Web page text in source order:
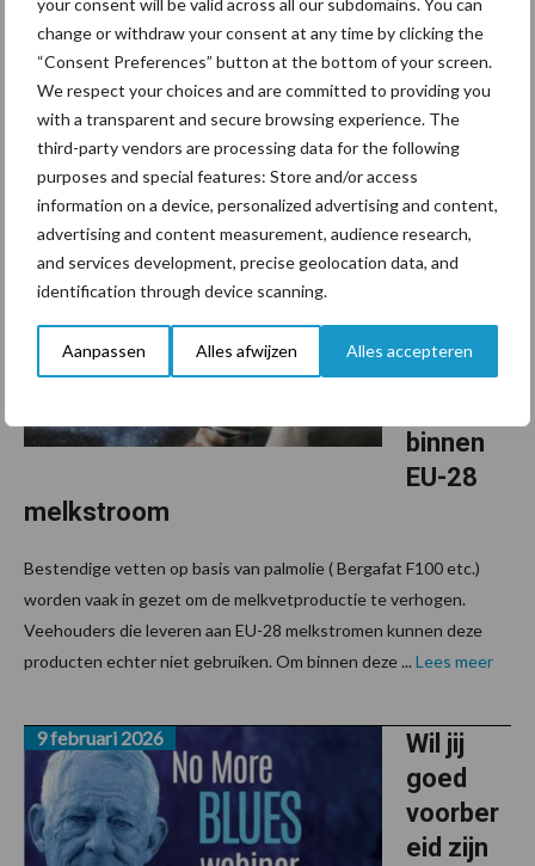
change or withdraw your consent at any time by clicking the
“Consent Preferences” button at the bottom of your screen.
We respect your choices and are committed to providing you
with a transparent and secure browsing experience. The
third-party vendors are processing data for the following
purposes and special features: Store and/or access
information on a device, personalized advertising and content,
advertising and content measurement, audience research,
and services development, precise geolocation data, and
identification through device scanning.
Aanpassen Alles afwijzen Alles accepteren
kost. Dat is de wens van menig melkveehouder. Een
desinfectiemat kan uitkomst bieden, maar je wilt ook zeker weten
dat de klauw goed met desinfectievloeistof wordt ...Lees meer
Van onze
partner
Speerstra
Bestend
ige
binnen
EU-28
melkstroom
Bestendige vetten op basis van palmolie ( Bergafat F100 etc.)
worden vaak in gezet om de melkvetproductie te verhogen.
Veehouders die leveren aan EU-28 melkstromen kunnen deze
producten echter niet gebruiken. Om binnen deze ... Lees meer
Wil jij
goed
voorber
eid zijn
9 februari 2026